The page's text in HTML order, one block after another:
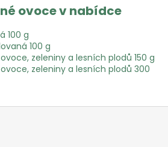
ovoce v nabídce
100 g
100 g
zeleniny a lesních plodů 150 g
zeleniny a lesních plodů 300